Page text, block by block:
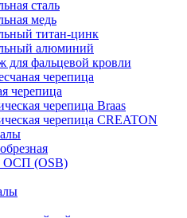
сталь
медь
титан-цинк
алюминий
для фальцевой кровли
черепица
черепица
черепица Braas
черепица CREATON
ОСП (OSB)